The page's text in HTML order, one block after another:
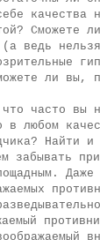
качества
Сможете
(а ведь
ли вы,
часто вы
в любом
Найти и
забывать